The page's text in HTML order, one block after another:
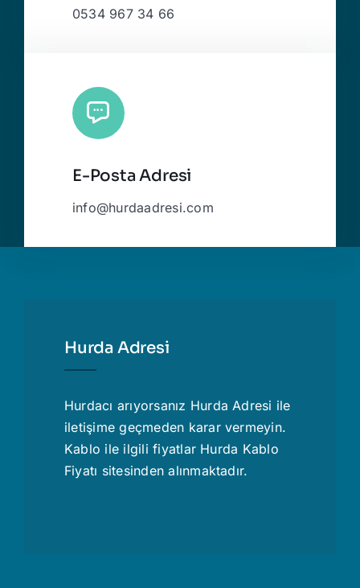
0534 967 34 66
E-Posta Adresi
info@hurdaadresi.com
Hurda Adresi
Hurdacı arıyorsanız Hurda Adresi ile
iletişime geçmeden karar vermeyin.
Kablo ile ilgili fiyatlar Hurda Kablo
Fiyatı sitesinden alınmaktadır.